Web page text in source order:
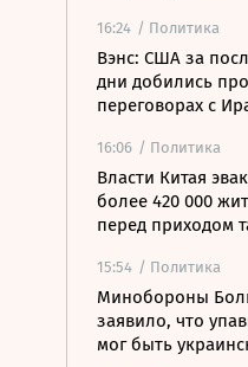
16:24 / Политика
Вэнс: США за
дни добились
переговорах с
16:06 / Политика
Власти Китая
более 420 000
перед приходом
15:54 / Политика
Минобороны
заявило, что
мог быть